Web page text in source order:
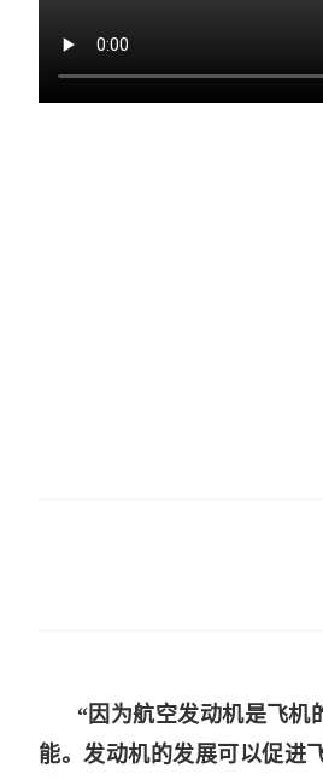
“因为航空发动机是飞机
能。发动机的发展可以促进